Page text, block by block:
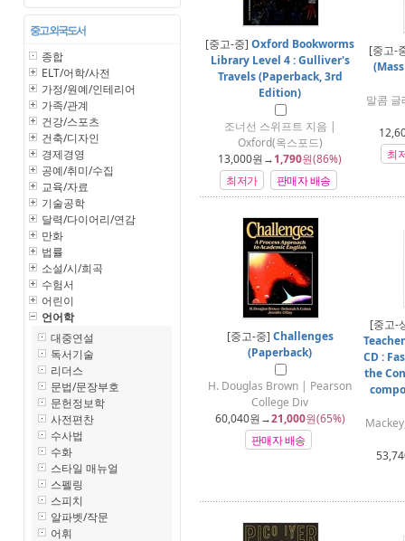
중고 외국도서
종합
ELT/어학/사전
가정/원예/인테리어
가족/관계
건강/스포츠
건축/디자인
경제경영
공예/취미/수집
교육/자료
기술공학
달력/다이어리/연감
만화
법률
소설/시/희곡
수험서
어린이
언어학
대중연설
독서기술
리더스
문법/문장부호
문헌정보학
사전편찬
수사법
수화
스타일 매뉴얼
스펠링
스피치
알파벳/작문
어휘
[중고-중]Oxford Bookworms
Library Level 4 : Gulliver's
Travels (Paperback, 3rd
Edition)
조너선 스위프트 지음 |
Oxford(옥스포드)
13,000원→1,790원(86%)
최저가
판매자 배송
[중고-
말콤
최
[중고-중] Challenges
(Paperback)
H. Douglas Brown | Pearson
College Div
60,040원→21,000원(65%)
판매자 배송
[중고-
CD :
the